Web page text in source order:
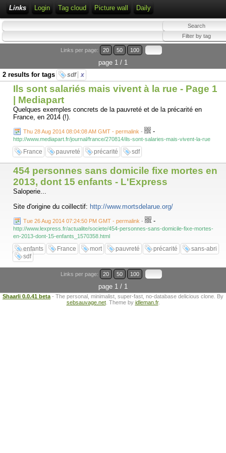
Links Login Tag cloud Picture wall Daily
Links per page: 20 50 100
page 1 / 1
2 results for tags
sdf x
Ils sont salariés mais vivent à la rue - Page 1
| Mediapart
Quelques exemples concrets de la pauvreté et de la précarité en
France, en 2014 (!).
Thu 28 Aug 2014 08:04:08 AM GMT - permalink - -
http://www.mediapart.fr/journal/france/270814/ils-sont-salaries-mais-vivent-la-rue
France pauvreté précarité sdf
454 personnes sans domicile fixe mortes en
2013, dont 15 enfants - L'Express
Saloperie...
Site d'origine du coillectif: http://www.mortsdelarue.org/
Tue 26 Aug 2014 07:24:50 PM GMT - permalink - -
http://www.lexpress.fr/actualite/societe/454-personnes-sans-domicile-fixe-mortes-
en-2013-dont-15-enfants_1570358.html
enfants France mort pauvreté précarité
sans-abri
sdf
Links per page: 20 50 100
page 1 / 1
Shaarli 0.0.41 beta - The personal, minimalist, super-fast, no-database delicious clone. By
sebsauvage.net. Theme by idleman.fr.